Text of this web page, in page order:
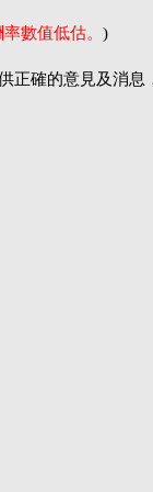
數值低估。 )
正確的意見及消息